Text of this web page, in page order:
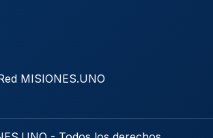
MISIONES.UNO